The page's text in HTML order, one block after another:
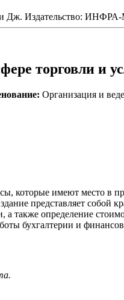
Дж. Издательство:
торговли и
Организация и
которые имеют место в
представляет
а также определение
бухгалтерии и